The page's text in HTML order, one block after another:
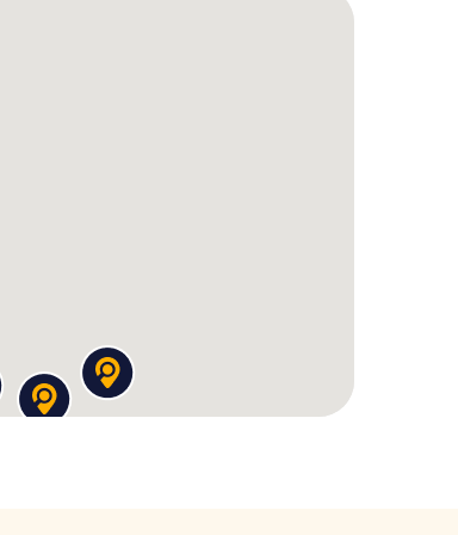
Geschichten auf der
Persönlichkeiten hervorgebracht.
Menschen und ihre Beiträge zur
euch zu Orten, die mit diesen
mehr über ihr Leben und ihre
durch die Zeit, die euch nicht nur die
Lasst euch von ihren Geschichten
Art und Weise.
sowohl die berühmten